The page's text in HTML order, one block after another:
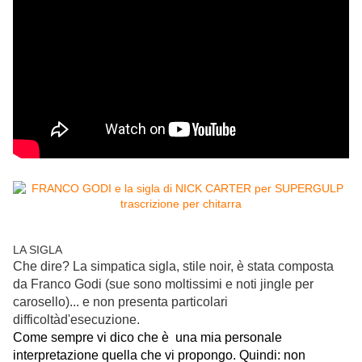
LA SIGLA
Che dire? La simpatica sigla, stile noir, è stata composta
da Franco Godi (sue sono moltissimi e noti jingle per
carosello)... e non presenta particolari
difficoltàd'esecuzione.
Come sempre vi dico che è una mia personale
interpretazione quella che vi propongo. Quindi: non